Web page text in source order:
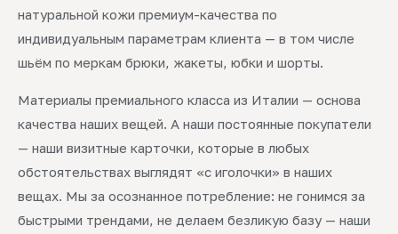
натуральной кожи премиум-качества по
индивидуальным параметрам клиента — в том числе
шьём по меркам брюки, жакеты, юбки и шорты.
Материалы премиального класса из Италии — основа
качества наших вещей. А наши постоянные покупатели
— наши визитные карточки, которые в любых
обстоятельствах выглядят «с иголочки» в наших
вещах. Мы за осознанное потребление: не гонимся за
быстрыми трендами, не делаем безликую базу — наши